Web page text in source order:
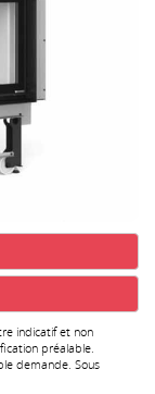
indicatif et non
préalable.
demande. Sous